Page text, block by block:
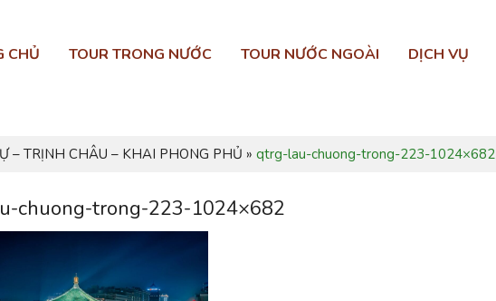
CHỦ TOUR TRONG NƯỚC TOUR NƯỚC NGOÀI DỊCH VỤ
– TRỊNH CHÂU – KHAI PHONG PHỦ » qtrg-lau-chuong-trong-223-1024×682
chuong-trong-223-1024×682